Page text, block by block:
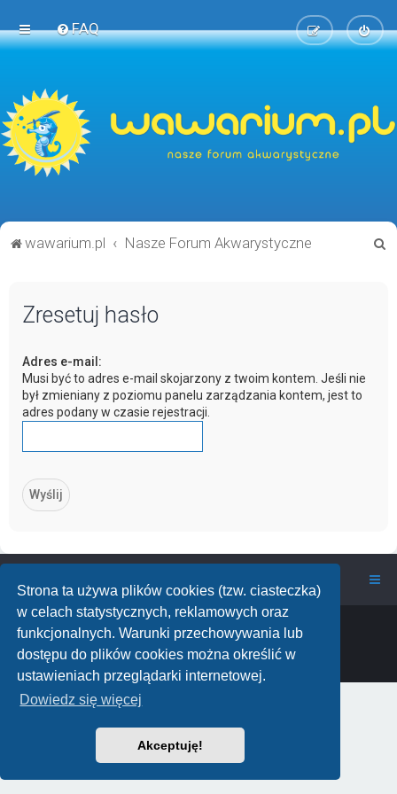
Strona ta używa plików cookies (tzw. ciasteczka)
w celach statystycznych, reklamowych oraz
funkcjonalnych. Warunki przechowywania lub
dostępu do plików cookies można określić w
ustawieniach przeglądarki internetowej.
Dowiedz się więcej
Akceptuję!
FAQ
wawarium.pl Nasze Forum Akwarystyczne
Zresetuj hasło
Adres e-mail:
Musi być to adres e-mail skojarzony z twoim kontem. Jeśli nie
był zmieniany z poziomu panelu zarządzania kontem, jest to
adres podany w czasie rejestracji.
Powered by phpBB™ • Design by
PlanetStyles
Polski pakiet językowy dostarczaphpBB.pl
phpBB Two Factor Authentication ©paul999